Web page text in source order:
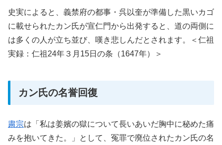
史実によると、義禁府の都事・呉以奎が準備した黒いカゴ
に載せられたカン氏が宣仁門から出発すると、道の両側に
は多くの人が立ち並び、嘆き悲しんだとされます。＜仁祖
実録：仁祖24年３月15日の条（1647年）＞
カン氏の名誉回復
粛宗は「私は姜嬪の獄について長いあいだ胸中に秘めた痛
みを抱いてきた。」として、冤罪で廃位されたカン氏の名